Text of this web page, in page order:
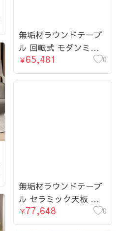
無垢材ラウンドテーブ
ル 回転式 モダンミニ
マル セラミック天板
マットホワイト イタリ
￥65,481 0
無垢材ラウンドテーブ
ル セラミック天板 ピ
ュアブラック モダン
hsgmy-3907
￥77,648 0